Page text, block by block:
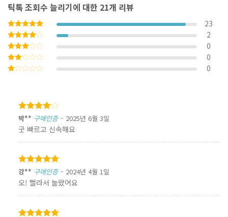
틱톡 조회수 늘리기에 대한 21개 리뷰
5 중에서
5로 평가됨
23
5 중에서
4로
평가됨
2
5
중에서
3로
0
5
0
평가됨
0
5 중에서
4로
평가됨
박** 구매인증 – 2025년 6월 3일
굿 빠르고 신속해요
5 중에서
5로 평가됨
강** 구매인증 – 2024년 4월 1일
오! 빨라서 놀랐어요